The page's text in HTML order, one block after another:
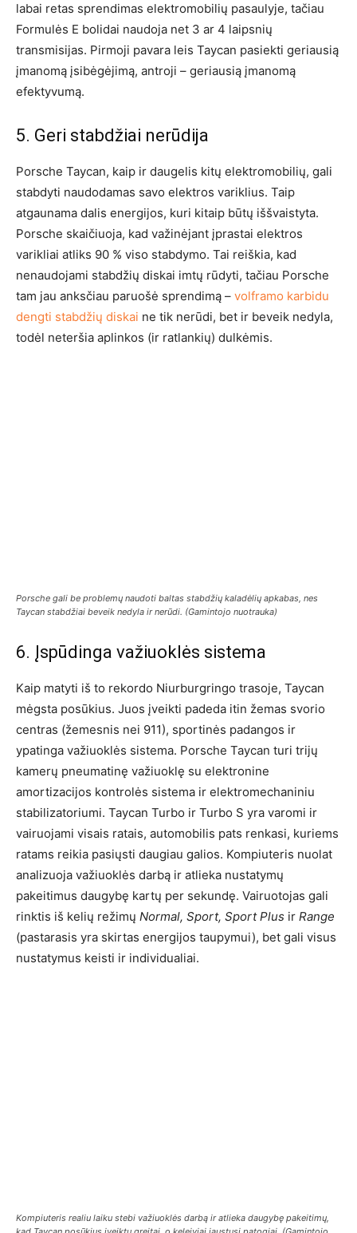
labai retas sprendimas elektromobilių pasaulyje, tačiau
Formulės E bolidai naudoja net 3 ar 4 laipsnių
transmisijas. Pirmoji pavara leis Taycan pasiekti geriausią
įmanomą įsibėgėjimą, antroji – geriausią įmanomą
efektyvumą.
5. Geri stabdžiai nerūdija
Porsche Taycan, kaip ir daugelis kitų elektromobilių, gali
stabdyti naudodamas savo elektros variklius. Taip
atgaunama dalis energijos, kuri kitaip būtų iššvaistyta.
Porsche skaičiuoja, kad važinėjant įprastai elektros
varikliai atliks 90 % viso stabdymo. Tai reiškia, kad
nenaudojami stabdžių diskai imtų rūdyti, tačiau Porsche
tam jau anksčiau paruošė sprendimą – volframo karbidu
dengti stabdžių diskai ne tik nerūdi, bet ir beveik nedyla,
todėl neteršia aplinkos (ir ratlankių) dulkėmis.
Porsche gali be problemų naudoti baltas stabdžių kaladėlių apkabas, nes
Taycan stabdžiai beveik nedyla ir nerūdi. (Gamintojo nuotrauka)
6. Įspūdinga važiuoklės sistema
Kaip matyti iš to rekordo Niurburgringo trasoje, Taycan
mėgsta posūkius. Juos įveikti padeda itin žemas svorio
centras (žemesnis nei 911), sportinės padangos ir
ypatinga važiuoklės sistema. Porsche Taycan turi trijų
kamerų pneumatinę važiuoklę su elektronine
amortizacijos kontrolės sistema ir elektromechaniniu
stabilizatoriumi. Taycan Turbo ir Turbo S yra varomi ir
vairuojami visais ratais, automobilis pats renkasi, kuriems
ratams reikia pasiųsti daugiau galios. Kompiuteris nuolat
analizuoja važiuoklės darbą ir atlieka nustatymų
pakeitimus daugybę kartų per sekundę. Vairuotojas gali
rinktis iš kelių režimų Normal, Sport, Sport Plus ir Range
(pastarasis yra skirtas energijos taupymui), bet gali visus
nustatymus keisti ir individualiai.
Kompiuteris realiu laiku stebi važiuoklės darbą ir atlieka daugybę pakeitimų,